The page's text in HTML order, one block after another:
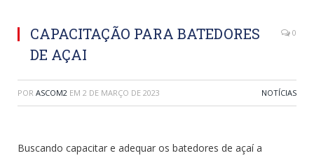
CAPACITAÇÃO PARA BATEDORES
DE AÇAI
0
POR ASCOM2 EM 2 DE MARÇO DE 2023 NOTÍCIAS
Buscando capacitar e adequar os batedores de açaí a